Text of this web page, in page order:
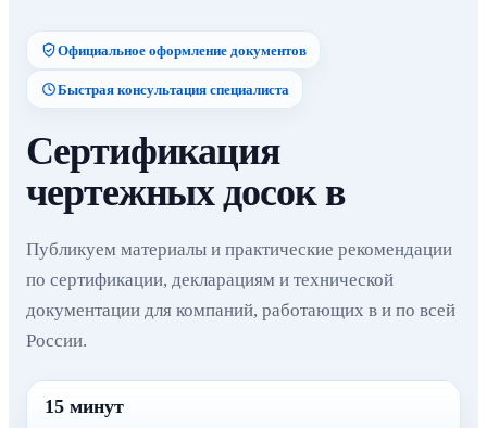
Официальное оформление документов
Быстрая консультация специалиста
Сертификация
чертежных досок в
Публикуем материалы и практические рекомендации
по сертификации, декларациям и технической
документации для компаний, работающих в и по всей
России.
15 минут